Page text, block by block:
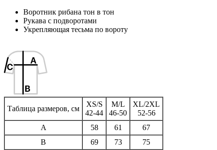
Воротник рибана тон в тон
Рукава с подворотами
Укрепляющая тесьма по вороту
Таблица размеров, см
XS/S
42-44
M/L
46-50
XL/2XL
52-56
A
58 61
67
B
69 73
75